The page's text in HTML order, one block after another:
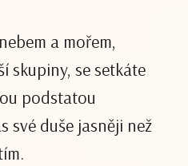
a mořem,
skupiny, se setkáte
podstatou
své duše jasněji než